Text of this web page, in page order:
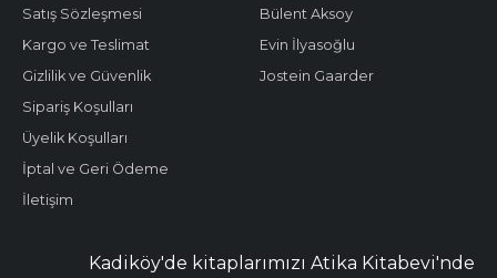
Satış Sözleşmesi
Kargo ve Teslimat
Gizlilik ve Güvenlik
Sipariş Koşulları
Üyelik Koşulları
İptal ve Geri Ödeme
İletişim
Bülent Aksoy
Evin İlyasoğlu
Jostein Gaarder
Kadiköy'de kitaplarımızı Atika Kitabevi'nde